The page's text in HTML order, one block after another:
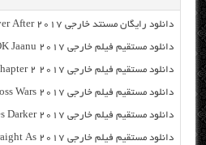
دانلود رایگان مسنتد خارجی Britney Ever After 2017 با لینک مستقیم
دانلود مستقیم فیلم خارجی OK Jaanu 2017 از سرور سایت
دانلود مستقیم فیلم خارجی John Wick: Chapter 2 2017 از سرور سایت
دانلود مستقیم فیلم خارجی Cross Wars 2017 از سرور سایت
دانلود مستقیم فیلم خارجی Fifty Shades Darker 2017 از سرور سایت
دانلود مستقیم فیلم خارجی From Straight As 2017 از سرور سایت